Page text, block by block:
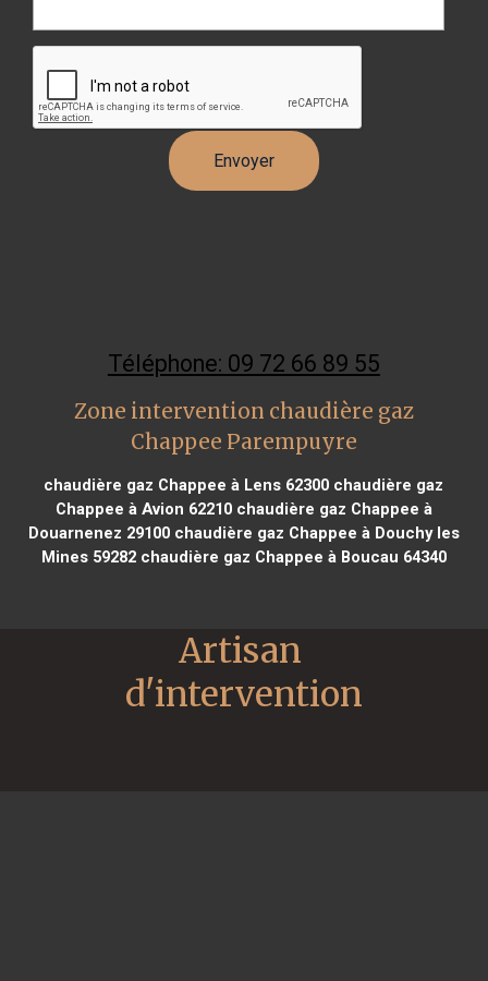
Téléphone: 09 72 66 89 55
Zone intervention chaudière gaz
Chappee Parempuyre
chaudière gaz Chappee à Lens 62300 chaudière gaz
Chappee à Avion 62210chaudière gaz Chappee à
Douarnenez 29100chaudière gaz Chappee à Douchy les
Mines 59282chaudière gaz Chappee à Boucau 64340
Artisan
d'intervention